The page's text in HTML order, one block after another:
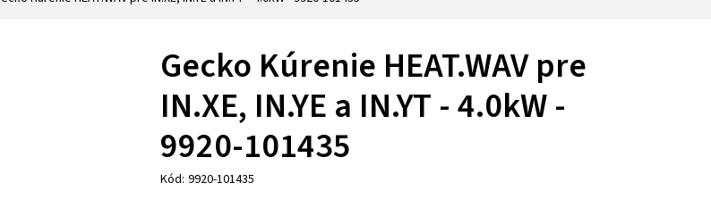
Gecko Kúrenie HEAT.WAV pre
IN.XE, IN.YE a IN.YT - 4.0kW -
9920-101435
Kód: 9920-101435